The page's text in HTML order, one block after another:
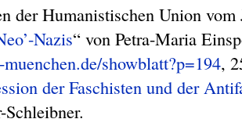
der Humanistischen Union vom
Nazis“ von Petra-Maria
showblatt?p=194,
der Faschisten und der
Schleibner.